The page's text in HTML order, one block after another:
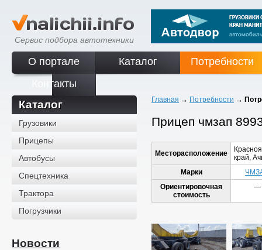
Сервис подбора автотехники
О портале Каталог
Потребности
Контакты
Каталог
Грузовики
Прицепы
Автобусы
Спецтехника
Трактора
Погрузчики
Новости
Главная → Потребности →
Прицеп чмзап
Месторасположение
край,
Марки
Ориентировочная
стоимость
—